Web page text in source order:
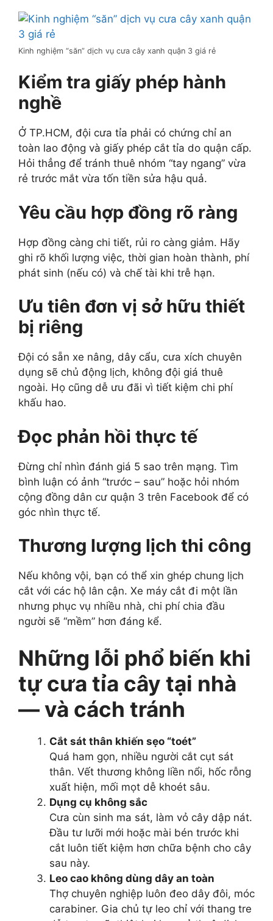
Kinh nghiệm “săn” dịch vụ cưa cây xanh quận 3 giá rẻ
Kiểm tra giấy phép hành
nghề
Ở TP.HCM, đội cưa tỉa phải có chứng chỉ an
toàn lao động và giấy phép cắt tỉa do quận cấp.
Hỏi thẳng để tránh thuê nhóm “tay ngang” vừa
rẻ trước mắt vừa tốn tiền sửa hậu quả.
Yêu cầu hợp đồng rõ ràng
Hợp đồng càng chi tiết, rủi ro càng giảm. Hãy
ghi rõ khối lượng việc, thời gian hoàn thành, phí
phát sinh (nếu có) và chế tài khi trễ hạn.
Ưu tiên đơn vị sở hữu thiết
bị riêng
Đội có sẵn xe nâng, dây cẩu, cưa xích chuyên
dụng sẽ chủ động lịch, không đội giá thuê
ngoài. Họ cũng dễ ưu đãi vì tiết kiệm chi phí
khấu hao.
Đọc phản hồi thực tế
Đừng chỉ nhìn đánh giá 5 sao trên mạng. Tìm
bình luận có ảnh “trước – sau” hoặc hỏi nhóm
cộng đồng dân cư quận 3 trên Facebook để có
góc nhìn thực tế.
Thương lượng lịch thi công
Nếu không vội, bạn có thể xin ghép chung lịch
cắt với các hộ lân cận. Xe máy cắt đi một lần
nhưng phục vụ nhiều nhà, chi phí chia đầu
người sẽ “mềm” hơn đáng kể.
Những lỗi phổ biến khi
tự cưa tỉa cây tại nhà
— và cách tránh
Cắt sát thân khiến sẹo “toét”
Quá ham gọn, nhiều người cắt cụt sát
thân. Vết thương không liền nổi, hốc rỗng
xuất hiện, mối mọt dễ khoét sâu.
Dụng cụ không sắc
Cưa cùn sinh ma sát, làm vỏ cây dập nát.
Đầu tư lưỡi mới hoặc mài bén trước khi
cắt luôn tiết kiệm hơn chữa bệnh cho cây
sau này.
Leo cao không dùng dây an toàn
Thợ chuyên nghiệp luôn đeo dây đôi, móc
carabiner. Gia chủ tự leo chỉ với thang tre